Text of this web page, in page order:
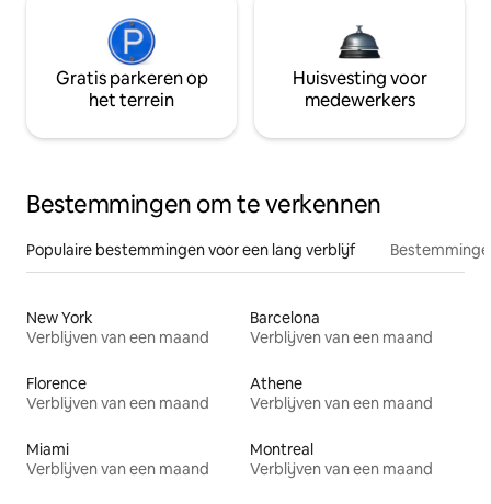
Gratis parkeren op
het terrein
Huisvesting voor
medewerkers
Bestemmingen om te verkennen
Populaire bestemmingen voor een lang verblijf
New York
Verblijven van een maand
Barcelona
Verblijven van een maand
Florence
Verblijven van een maand
Athene
Verblijven van een maand
Miami
Verblijven van een maand
Montreal
Verblijven van een maand